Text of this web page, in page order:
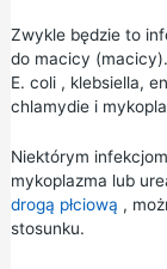
Zwykle będzie to
do macicy
E. coli, klebsiella,
chlamydie i
Niektórym
mykoplazma lub
drogą płciową ,
stosunku.